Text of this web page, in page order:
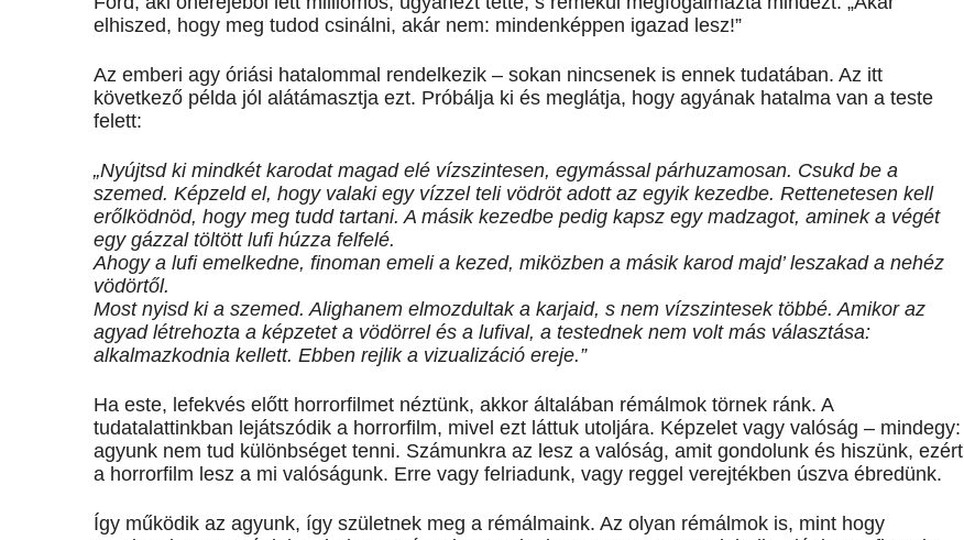
elhiszed, hogy meg tudod csinálni, akár nem: mindenképpen igazad lesz!”
Az emberi agy óriási hatalommal rendelkezik – sokan nincsenek is ennek tudatában. Az itt
következő példa jól alátámasztja ezt. Próbálja ki és meglátja, hogy agyának hatalma van a teste
felett:
„Nyújtsd ki mindkét karodat magad elé vízszintesen, egymással párhuzamosan. Csukd be a
szemed. Képzeld el, hogy valaki egy vízzel teli vödröt adott az egyik kezedbe. Rettenetesen kell
erőlködnöd, hogy meg tudd tartani. A másik kezedbe pedig kapsz egy madzagot, aminek a végét
egy gázzal töltött lufi húzza felfelé.
Ahogy a lufi emelkedne, finoman emeli a kezed, miközben a másik karod majd’ leszakad a nehéz
vödörtől.
Most nyisd ki a szemed. Alighanem elmozdultak a karjaid, s nem vízszintesek többé. Amikor az
agyad létrehozta a képzetet a vödörrel és a lufival, a testednek nem volt más választása:
alkalmazkodnia kellett. Ebben rejlik a vizualizáció ereje.”
Ha este, lefekvés előtt horrorfilmet néztünk, akkor általában rémálmok törnek ránk. A
tudatalattinkban lejátszódik a horrorfilm, mivel ezt láttuk utoljára. Képzelet vagy valóság – mindegy:
agyunk nem tud különbséget tenni. Számunkra az lesz a valóság, amit gondolunk és hiszünk, ezért
a horrorfilm lesz a mi valóságunk. Erre vagy felriadunk, vagy reggel verejtékben úszva ébredünk.
Így működik az agyunk, így születnek meg a rémálmaink. Az olyan rémálmok is, mint hogy